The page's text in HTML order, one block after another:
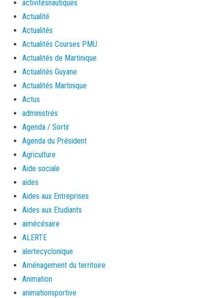
activitésnautiques
Actualité
Actualités
Actualités Courses PMU
Actualités de Martinique
Actualités Guyane
Actualités Martinique
Actus
administrés
Agenda / Sortir
Agenda du Président
Agriculture
Aide sociale
aides
Aides aux Entreprises
Aides aux Etudiants
aimécésaire
ALERTE
alertecyclonique
Aménagement du territoire
Animation
animationsportive